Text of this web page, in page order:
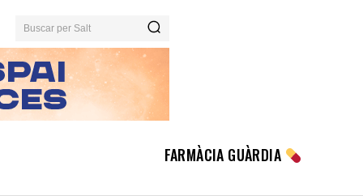
Buscar per Salt
FARMÀCIA GUÀRDIA